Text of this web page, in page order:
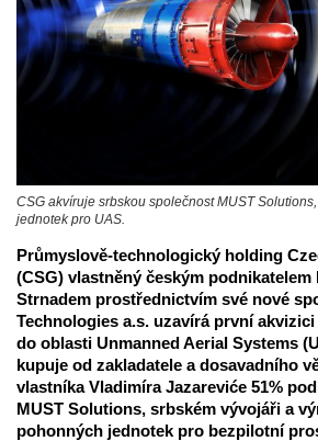
CSG akvíruje srbskou společnost MUST
jednotek pro UAS.
Průmyslově-technologický holding
(CSG) vlastněný českým podnikatelem
Strnadem prostřednictvím své nové
Technologies a.s. uzavírá první
do oblasti Unmanned Aerial Systems
kupuje od zakladatele a dosavadního
vlastníka Vladimíra Jazareviće 51%
MUST Solutions, srbském vývojáři a
pohonných jednotek pro bezpilotní